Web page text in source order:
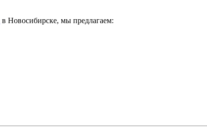
в Новосибирске, мы предлагаем: